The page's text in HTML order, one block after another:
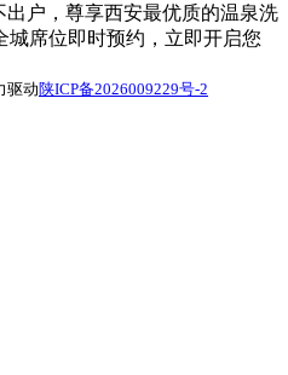
户，尊享西安最优质的温泉洗
席位即时预约，立即开启您
驱动陕ICP备2026009229号-2